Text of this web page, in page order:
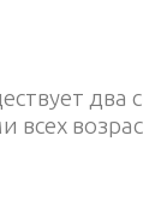
всех